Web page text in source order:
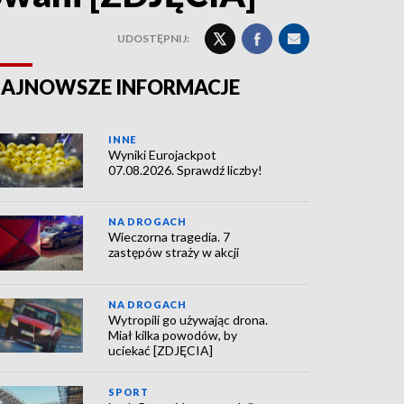
UDOSTĘPNIJ:
INFORMACJE
INNE
Wyniki Eurojackpot
07.08.2026. Sprawdź liczby!
NA DROGACH
Wieczorna tragedia. 7
zastępów straży w akcji
NA DROGACH
Wytropili go używając drona.
Miał kilka powodów, by
uciekać [ZDJĘCIA]
SPORT